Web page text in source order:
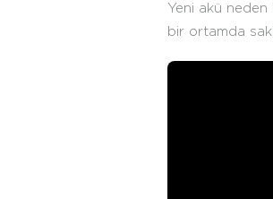
Yeni akü neden
bir ortamda